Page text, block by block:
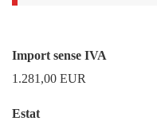
Import sense IVA
1.281,00 EUR
Estat